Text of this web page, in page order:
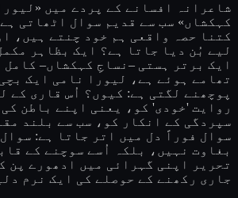
شاعرانہ افسانے کے پردے میں
کہکشاں» سب سے قدیم سوال اٹھاتی
کتنا حصہ واقعی ہم خود چنتے ہیں،
لیے بُن دیا جاتا ہے؟ ایک بظاہر
ایک برتر ہستی –نساجِ کہکشاں– کامل
تھامے ہوئے ہے، لیورا نامی ایک
پوچھنے لگتی ہے: کیوں؟ اُس قاری کے
روایت 'خودی' کو، یعنی اپنے باطن
سپردگی کے انکار کو، سب سے بلند
سوال فوراً دل میں اتر جاتا ہے:
بغاوت نہیں، بلکہ اُسے سوچنے کے
تحریر اپنی گہرائی میں ادھورے پن
جاری رکھنے کے حوصلے کی ایک نرم